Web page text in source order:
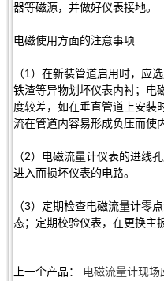
器等磁源，并做好仪表接地。
电磁使用方面的注意事项
（1）在新装管道启用时，应
铁渣等异物划坏仪表内衬；电
度较差，如在垂直管道上安装
流在管道内容易形成负压而使
（2）电磁流量计仪表的进线
进入而损坏仪表的电路。
（3）定期检查电磁流量计零
态；定期校验仪表，在更换主
上一个产品： 电磁流量计现场